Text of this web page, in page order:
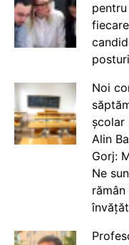
Noi
școlar
Alin
Gorj:
Ne